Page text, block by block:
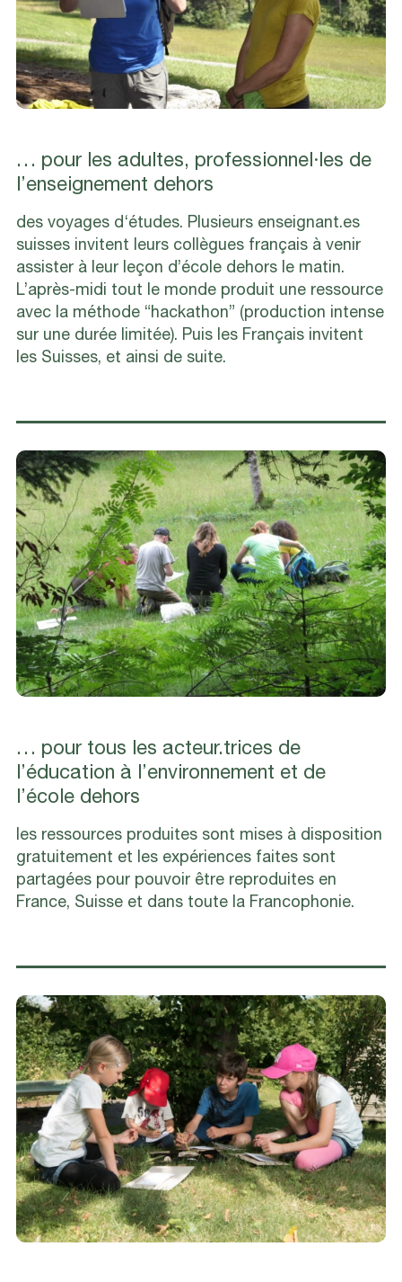
… pour les adultes, professionnel·les de
l’enseignement dehors
des voyages d‘études. Plusieurs enseignant.es
suisses invitent leurs collègues français à venir
assister à leur leçon d’école dehors le matin.
L’après-midi tout le monde produit une ressource
avec la méthode “hackathon” (production intense
sur une durée limitée). Puis les Français invitent
les Suisses, et ainsi de suite.
… pour tous les acteur.trices de
l’éducation à l’environnement et de
l’école dehors
les ressources produites sont mises à disposition
gratuitement et les expériences faites sont
partagées pour pouvoir être reproduites en
France, Suisse et dans toute la Francophonie.